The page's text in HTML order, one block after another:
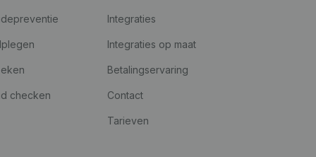
checken
Integraties
Integraties op maat
Betalingservaring
Contact
Tarieven